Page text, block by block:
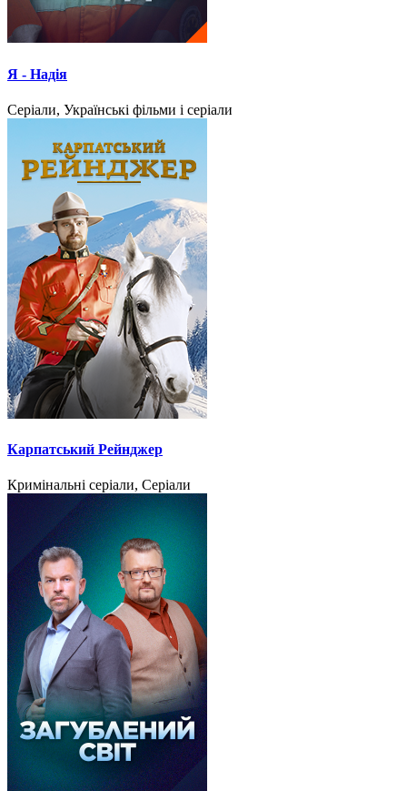
Я - Надія
Серіали, Українські фільми і серіали
Карпатський Рейнджер
Кримінальні серіали, Серіали